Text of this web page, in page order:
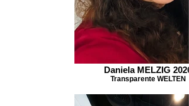
Daniela MELZIG 2026
Transparente WELTEN